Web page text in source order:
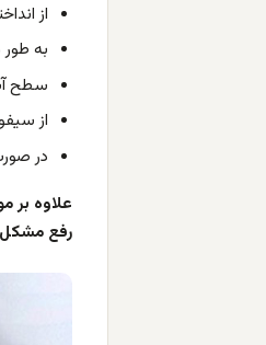
از
به
سطح
از
در
علاوه بر
رفع